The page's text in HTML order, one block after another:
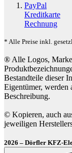
PayPal
Kreditkarte
Rechnung
* Alle Preise inkl.
® Alle Logos,
Bestandteile dieser
Eigentümer, werden
Beschreibung.
© Kopieren, auch
jeweiligen
2026 – Dörfler KFZ-